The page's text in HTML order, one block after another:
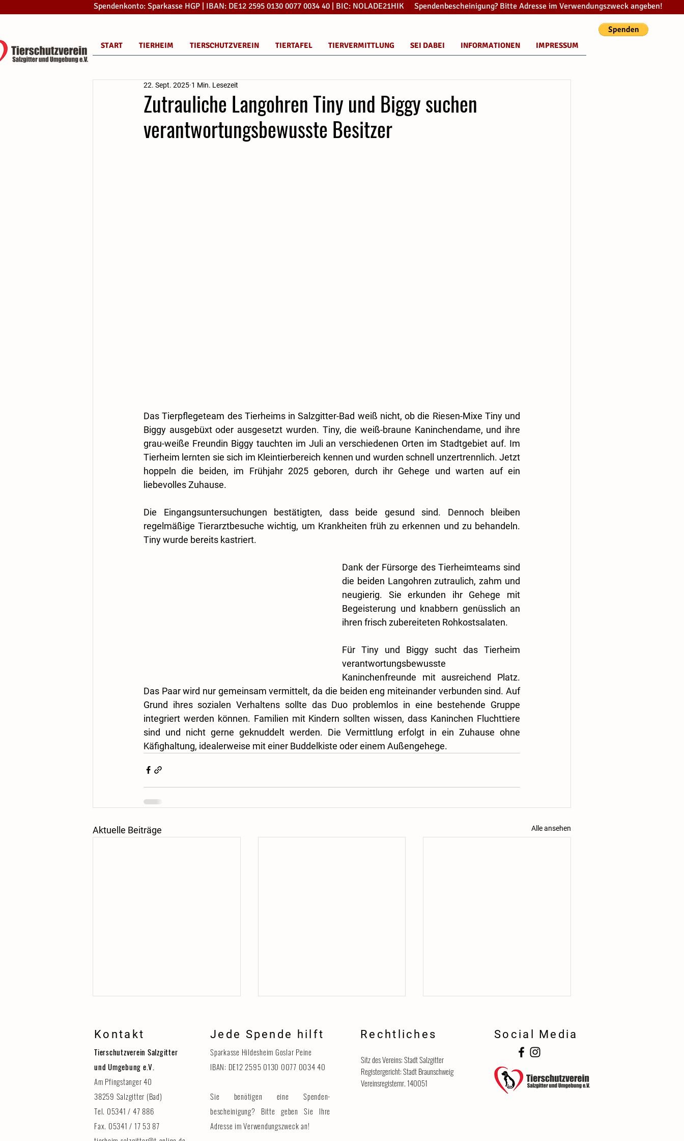
Spendenkonto: Sparkasse HGP | IBAN: DE12 2595 0130 0077 0034 40 | BIC: NOLADE21HIK Spendenbescheinigung? Bitte Adresse im Verwendungszweck angeben!
START TIERHEIM TIERSCHUTZVEREIN TIERTAFEL TIERVERMITTLUNG SEI DABEI INFORMATIONEN IMPRESSUM
Zutrauliche Langohren Tiny und Biggy suchen
verantwortungsbewusste Besitzer
22. Sept. 2025 1 Min. Lesezeit
Das Tierpflegeteam des Tierheims in Salzgitter-Bad weiß nicht, ob die Riesen-Mixe Tiny und
Biggy ausgebüxt oder ausgesetzt wurden. Tiny, die weiß-braune Kaninchendame, und ihre
grau-weiße Freundin Biggy tauchten im Juli an verschiedenen Orten im Stadtgebiet auf. Im
Tierheim lernten sie sich im Kleintierbereich kennen und wurden schnell unzertrennlich. Jetzt
hoppeln die beiden, im Frühjahr 2025 geboren, durch ihr Gehege und warten auf ein
liebevolles Zuhause.
Die Eingangsuntersuchungen bestätigten, dass beide gesund sind. Dennoch bleiben
regelmäßige Tierarztbesuche wichtig, um Krankheiten früh zu erkennen und zu behandeln.
Tiny wurde bereits kastriert.
Dank der Fürsorge des Tierheimteams sind
die beiden Langohren zutraulich, zahm und
neugierig. Sie erkunden ihr Gehege mit
Begeisterung und knabbern genüsslich an
ihren frisch zubereiteten Rohkostsalaten.
Für Tiny und Biggy sucht das Tierheim
verantwortungsbewusste
Kaninchenfreunde mit ausreichend Platz.
Das Paar wird nur gemeinsam vermittelt, da die beiden eng miteinander verbunden sind. Auf
Grund ihres sozialen Verhaltens sollte das Duo problemlos in eine bestehende Gruppe
integriert werden können. Familien mit Kindern sollten wissen, dass Kaninchen Fluchttiere
sind und nicht gerne geknuddelt werden. Die Vermittlung erfolgt in ein Zuhause ohne
Käfighaltung, idealerweise mit einer Buddelkiste oder einem Außengehege.
Aktuelle Beiträge Alle ansehen
Erinnerung: Tag der Tiere am 8.
August
Katzenhaus vorübergehend für
Besucher geschlossen
Kontakt
Tierschutzverein Salzgitter
und Umgebung e.V.
Am Pfingstanger 40
38259 Salzgitter (Bad)
Tel. 05341 / 47 886
Fax. 05341 / 17 53 87
Jede Spende hilft
Sparkasse Hildesheim Goslar Peine
IBAN: DE12 2595 0130 0077 0034 40
Sie benötigen eine Spenden-
bescheinigung? Bitte geben Sie Ihre
Adresse im Verwendungszweck an!
Rechtliches
Sitz des Vereins: Stadt Salzgitter
Registergericht: Stadt Braunschweig
Vereinsregisternr. 140051
Social Media